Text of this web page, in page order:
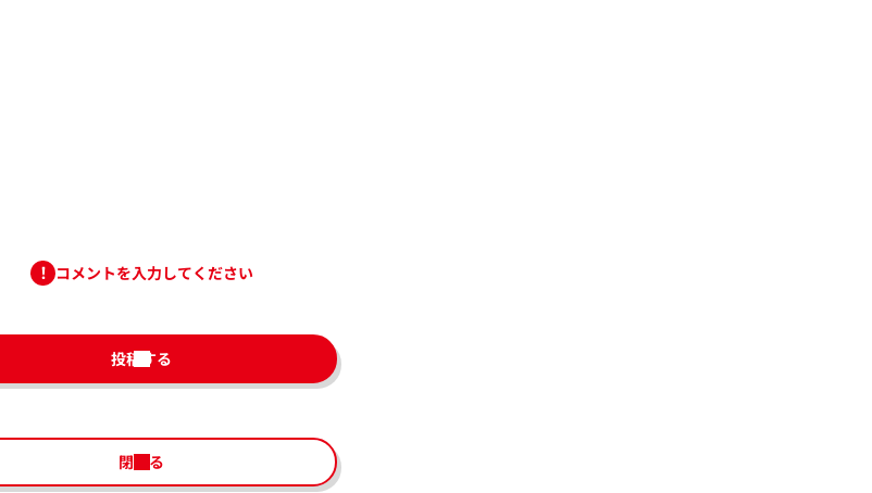
コメントを入力してください
投稿する
閉じる